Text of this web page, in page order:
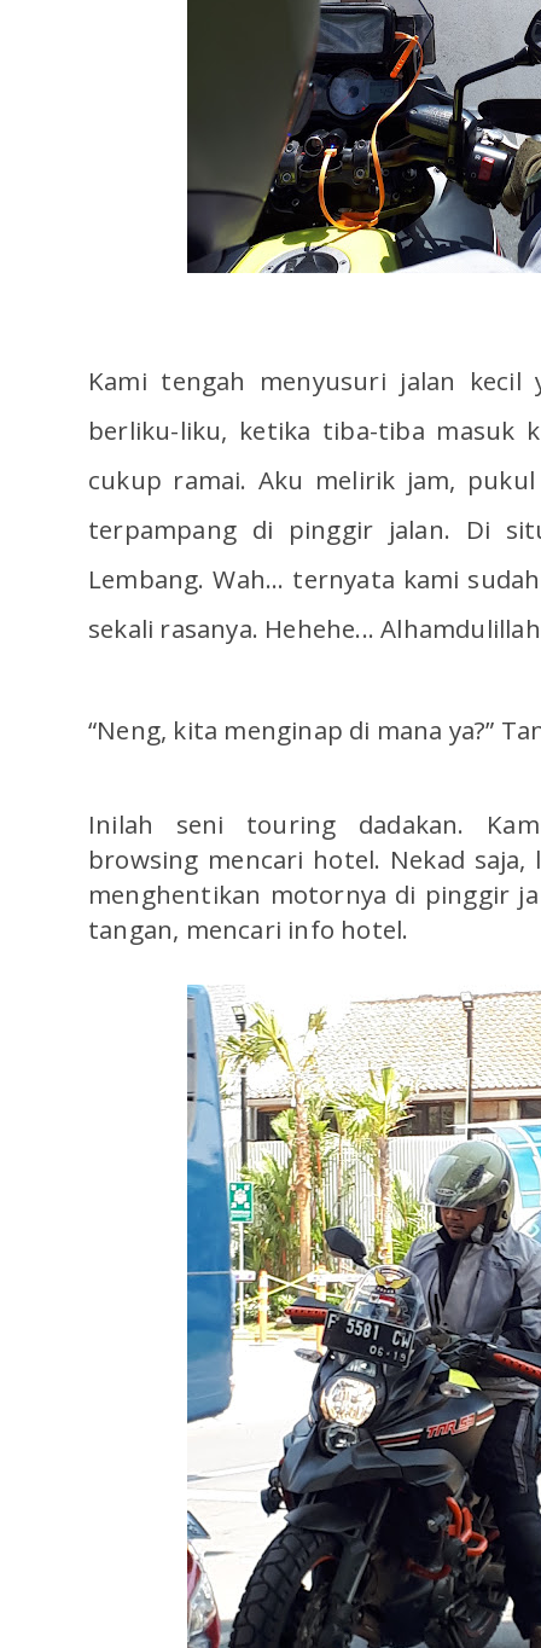
Kami tengah menyusuri jalan kecil
berliku-liku, ketika tiba-tiba masuk
cukup ramai. Aku melirik jam,
terpampang di pinggir jalan. Di
Lembang. Wah... ternyata kami
sekali rasanya. Hehehe...
“Neng, kita menginap di mana ya?”
Inilah seni touring dadakan.
browsing mencari hotel. Nekad
menghentikan motornya di pinggir
tangan, mencari info hotel.